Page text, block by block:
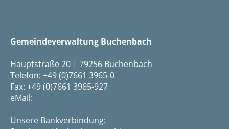
Gemeindeverwaltung Buchenbach
Hauptstraße 20 | 79256 Buchenbach
Telefon: +49 (0)7661 3965-0
Fax: +49 (0)7661 3965-927
eMail:
Unsere Bankverbindung: